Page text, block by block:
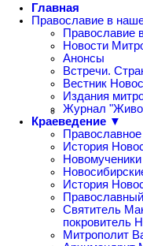
Главная
Православие в
Православие
Новости
Анонсы
Встречи.
Вестник
Издания
Журнал
Краеведение ▼
История
История
Святитель
Митрополит